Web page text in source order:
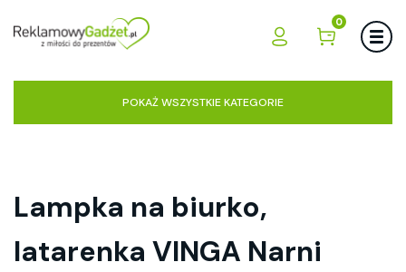
0
POKAŻ WSZYSTKIE KATEGORIE
Lampka na biurko,
latarenka VINGA Narni